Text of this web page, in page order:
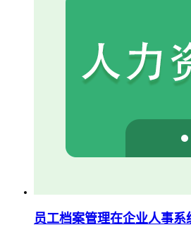
员工档案管理在企业人事系